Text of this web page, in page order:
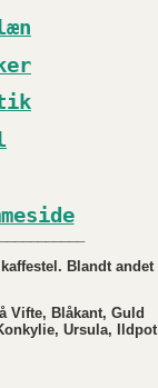
Blandt andet
Vifte, Blåkant, Guld
Ursula, Ildpot